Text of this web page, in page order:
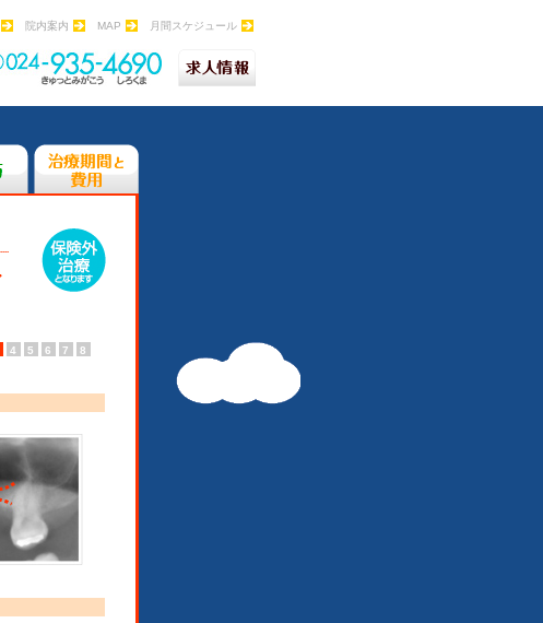
院内案内 MAP 月間スケジュール
4 5 6 7 8